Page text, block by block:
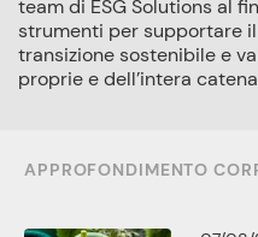
team di ESG Solutions al
strumenti per supportare
transizione sostenibile e
proprie e dell’intera
APPROFONDIMENTO